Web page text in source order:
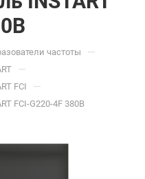
частоты —
—
FCI —
FCI-G220-4F 380В